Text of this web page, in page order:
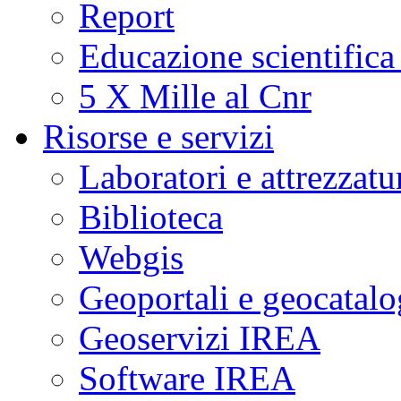
Report
Educazione
5 X Mille al Cnr
Risorse e servizi
Laboratori e
Biblioteca
Webgis
Geoportali e
Geoservizi IREA
Software IREA